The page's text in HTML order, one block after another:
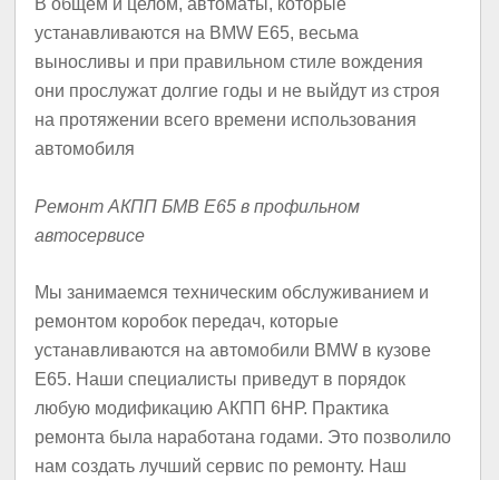
В общем и целом, автоматы, которые
устанавливаются на BMW E65, весьма
выносливы и при правильном стиле вождения
они прослужат долгие годы и не выйдут из строя
на протяжении всего времени использования
автомобиля
Ремонт АКПП БМВ Е65 в профильном
автосервисе
Мы занимаемся техническим обслуживанием и
ремонтом коробок передач, которые
устанавливаются на автомобили BMW в кузове
E65. Наши специалисты приведут в порядок
любую модификацию АКПП 6НР. Практика
ремонта была наработана годами. Это позволило
нам создать лучший сервис по ремонту. Наш